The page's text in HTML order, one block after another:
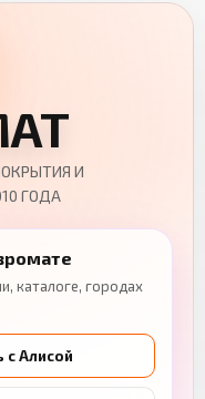
И
ГОДА
каталоге, городах
с Алисой